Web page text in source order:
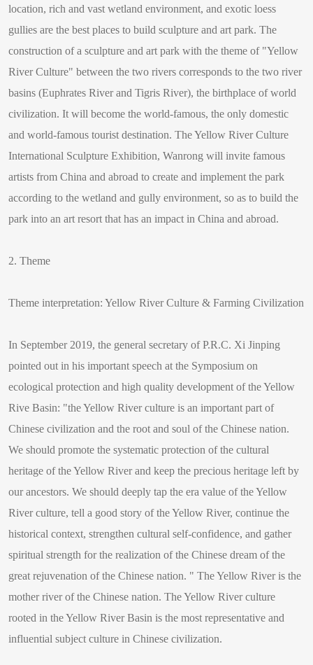
location, rich and vast wetland environment, and exotic loess
gullies are the best places to build sculpture and art park. The
construction of a sculpture and art park with the theme of "Yellow
River Culture" between the two rivers corresponds to the two river
basins (Euphrates River and Tigris River), the birthplace of world
civilization. It will become the world-famous, the only domestic
and world-famous tourist destination. The Yellow River Culture
International Sculpture Exhibition, Wanrong will invite famous
artists from China and abroad to create and implement the park
according to the wetland and gully environment, so as to build the
park into an art resort that has an impact in China and abroad.
2. Theme
Theme interpretation: Yellow River Culture & Farming Civilization
In September 2019, the general secretary of P.R.C. Xi Jinping
pointed out in his important speech at the Symposium on
ecological protection and high quality development of the Yellow
Rive Basin: "the Yellow River culture is an important part of
Chinese civilization and the root and soul of the Chinese nation.
We should promote the systematic protection of the cultural
heritage of the Yellow River and keep the precious heritage left by
our ancestors. We should deeply tap the era value of the Yellow
River culture, tell a good story of the Yellow River, continue the
historical context, strengthen cultural self-confidence, and gather
spiritual strength for the realization of the Chinese dream of the
great rejuvenation of the Chinese nation. " The Yellow River is the
mother river of the Chinese nation. The Yellow River culture
rooted in the Yellow River Basin is the most representative and
influential subject culture in Chinese civilization.